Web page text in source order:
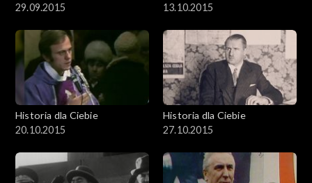
29.09.2015
13.10.2015
Historia dla Ciebie
20.10.2015
Historia dla Ciebie
27.10.2015